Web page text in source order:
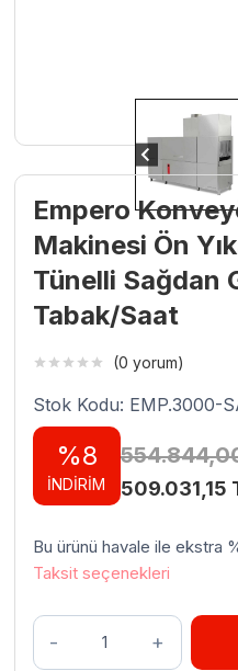
Empero
Makinesi Ön
Tünelli Sağdan
Tabak/Saat
(0 yorum)
Stok Kodu: EMP.3000-
%8
İNDİRİM
Orijinal
554.844,00
509.031,15
Bu ürünü havale ile ekstra
Taksit seçenekleri
Empero
Konveyörlü